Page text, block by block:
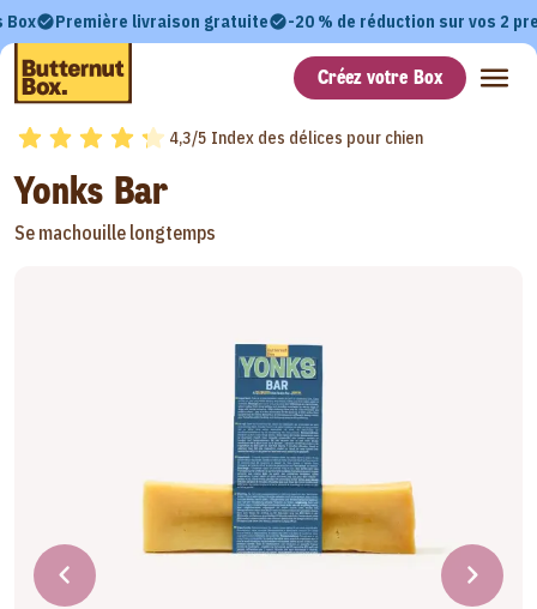
Box Première livraison gratuite -20 % de réduction sur vos 2
Créez votre Box
4,3/5 Index des délices pour chien
Yonks Bar
Se machouille longtemps